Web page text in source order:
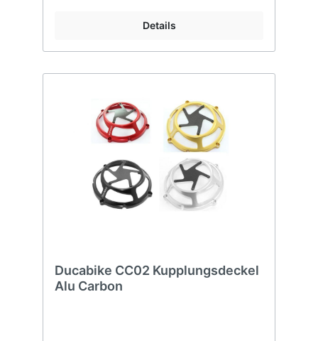
Details
Ducabike CC02 Kupplungsdeckel
Alu Carbon